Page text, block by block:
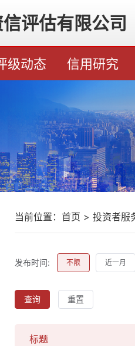
评估有限公司
级动态 信用研究
当前位置： 首页 > 投资者服
发布时间: 不限 近一月
查询 重置
标题